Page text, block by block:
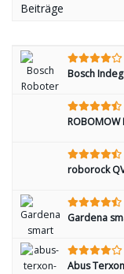
Beiträge
Bosch
ROBOMOW
roborock
Gardena
Abus